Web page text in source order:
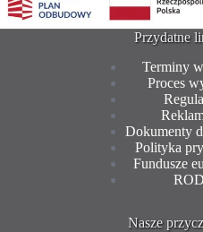
Przydatne
Terminy
Proces
Dokumenty
Polityka
Fundusze
Nasze